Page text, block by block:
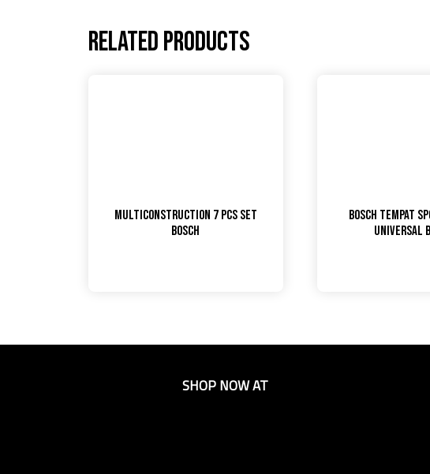
Related products
Multiconstruction 7 pcs Set
Bosch
Bosch Tempat
Universal
SHOP NOW AT